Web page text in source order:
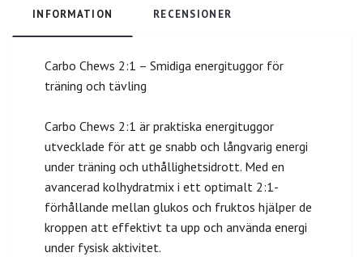
INFORMATION RECENSIONER
Carbo Chews 2:1 – Smidiga energituggor för
träning och tävling
Carbo Chews 2:1 är praktiska energituggor
utvecklade för att ge snabb och långvarig energi
under träning och uthållighetsidrott. Med en
avancerad kolhydratmix i ett optimalt 2:1-
förhållande mellan glukos och fruktos hjälper de
kroppen att effektivt ta upp och använda energi
under fysisk aktivitet.